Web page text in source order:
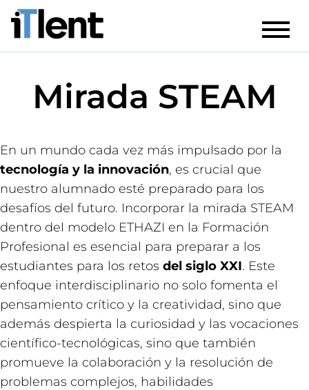
Mirada STEAM
En un mundo cada vez más impulsado por la
tecnología y la innovación, es crucial que
nuestro alumnado esté preparado para los
desafíos del futuro. Incorporar la mirada STEAM
dentro del modelo ETHAZI en la Formación
Profesional es esencial para preparar a los
estudiantes para los retos del siglo XXI. Este
enfoque interdisciplinario no solo fomenta el
pensamiento crítico y la creatividad, sino que
además despierta la curiosidad y las vocaciones
científico-tecnológicas, sino que también
promueve la colaboración y la resolución de
problemas complejos, habilidades